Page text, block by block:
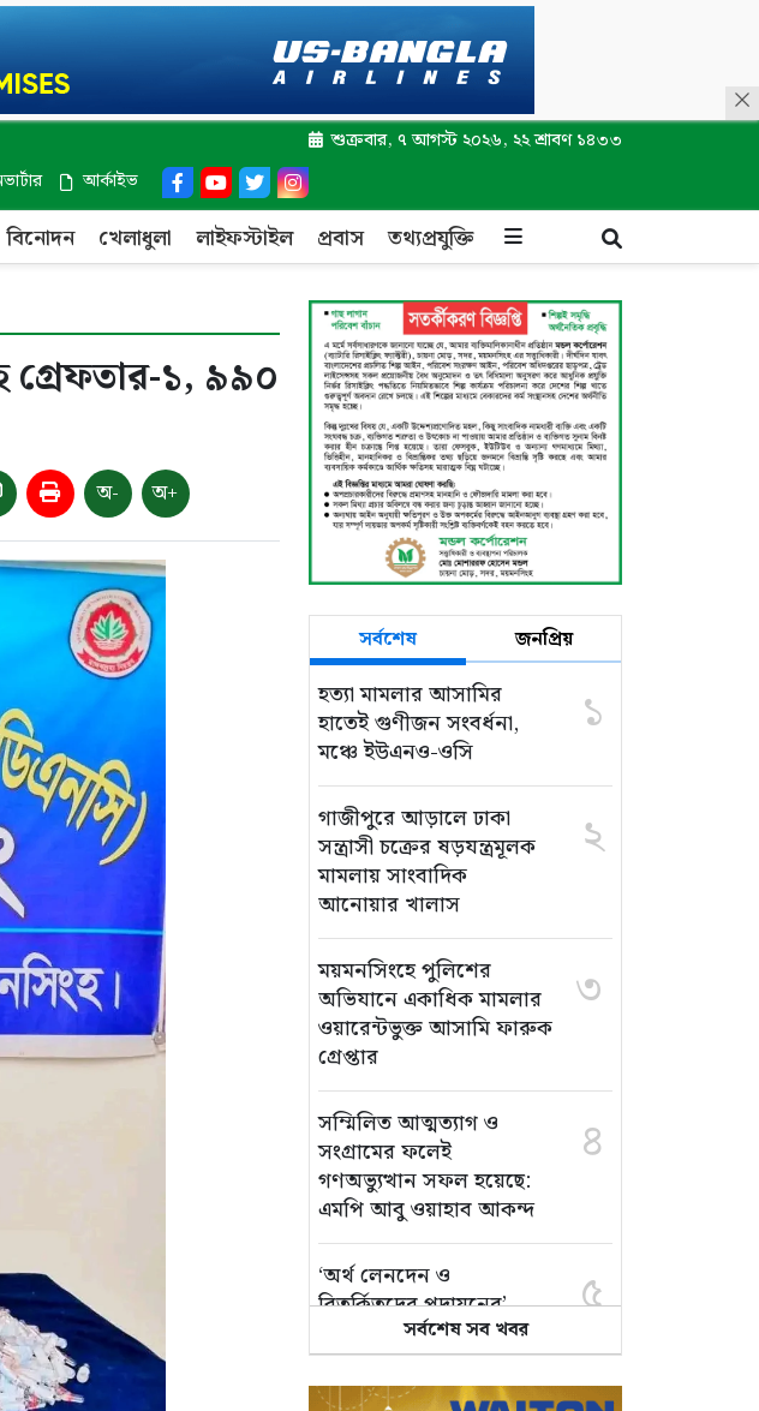
শুক্রবার, ৭ আগস্ট ২০২৬, ২২ শ্রাবণ ১৪৩৩
আর্কাইভ
বিনোদন খেলাধুলা লাইফস্টাইল প্রবাস তথ্যপ্রযুক্তি
গ্রেফতার-১, ৯৯০
অ- অ+
সর্বশেষ জনপ্রিয়
হত্যা মামলার আসামির
হাতেই গুণীজন সংবর্ধনা,
মঞ্চে ইউএনও-ওসি
১
গাজীপুরে আড়ালে ঢাকা
সন্ত্রাসী চক্রের ষড়যন্ত্রমূলক
মামলায় সাংবাদিক
আনোয়ার খালাস
২
ময়মনসিংহে পুলিশের
অভিযানে একাধিক মামলার
ওয়ারেন্টভুক্ত আসামি ফারুক
গ্রেপ্তার
৩
সম্মিলিত আত্মত্যাগ ও
সংগ্রামের ফলেই
গণঅভ্যুত্থান সফল হয়েছে:
এমপি আবু ওয়াহাব আকন্দ
৪
‘অর্থ লেনদেন ও
বিতর্কিতদের পদায়নের’
অভিযোগ, ঈশ্বরগঞ্জে
ছাত্রলীগের একাংশের ঝাড়ু
মিছিল
৫
সর্বশেষ সব খবর